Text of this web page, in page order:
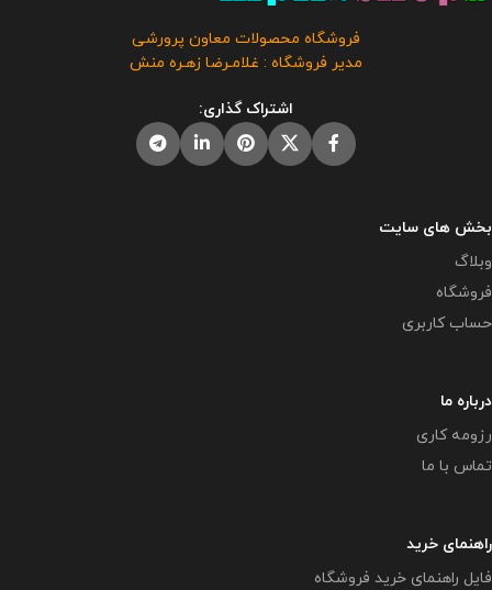
فروشگاه محصولات معاون پرورشی
مدیر فروشگاه : غلامـرضا زهـره منش
اشتراک گذاری:
بخش های سایت
وبلاگ
فروشگاه
حساب کاربری
درباره ما
رزومه کاری
تماس با ما
راهنمای خرید
فایل راهنمای خرید فروشگاه